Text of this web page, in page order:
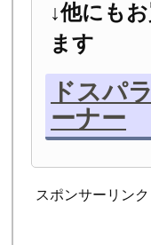
↓他にも
ます
ドスパ
ーナー
スポンサーリンク